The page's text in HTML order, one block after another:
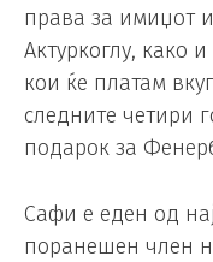
права за имиџот
Актуркоглу, како
кои ќе платам
следните четири
подарок за
Сафи е еден од
поранешен член